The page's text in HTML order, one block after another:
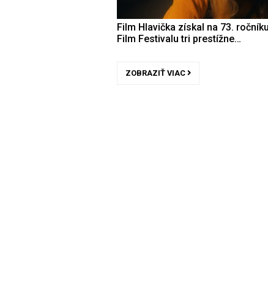
Film Hlavička získal na 73.
Film Festivalu tri prestížne…
ZOBRAZIŤ VIAC